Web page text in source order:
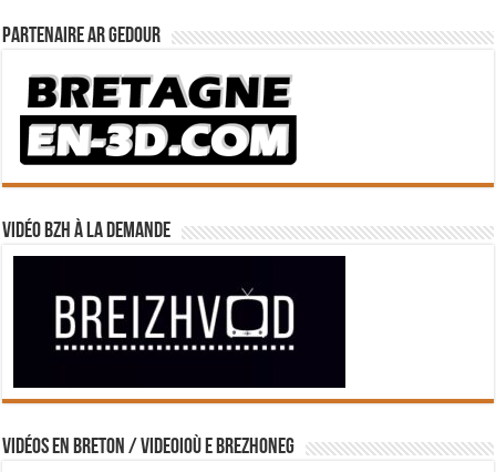
Partenaire Ar Gedour
Vidéo BZH à la demande
Vidéos en breton / Videoioù e brezhoneg